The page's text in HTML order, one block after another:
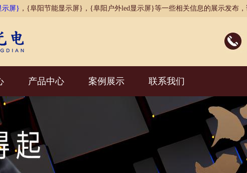
示屏} ，{阜阳节能显示屏}，{阜阳户外led显示屏}等一些相关信息的展示发布，
产品中心 案例展示 联系我们